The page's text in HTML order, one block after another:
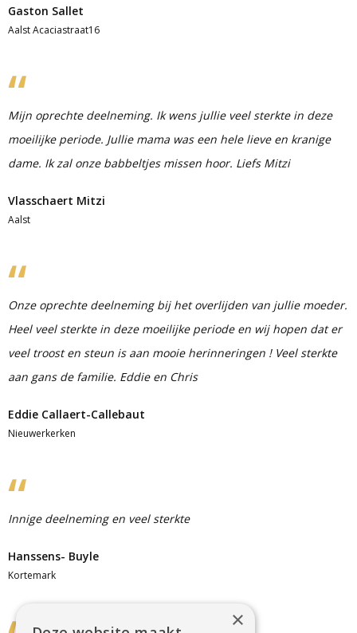
Gaston Sallet
Aalst Acaciastraat16
Mijn oprechte deelneming. Ik wens jullie veel sterkte in deze
moeilijke periode. Jullie mama was een hele lieve en kranige
dame. Ik zal onze babbeltjes missen hoor. Liefs Mitzi
Vlasschaert Mitzi
Aalst
Onze oprechte deelneming bij het overlijden van jullie moeder.
Heel veel sterkte in deze moeilijke periode en wij hopen dat er
veel troost en steun is aan mooie herinneringen ! Veel sterkte
aan gans de familie. Eddie en Chris
Eddie Callaert-Callebaut
Nieuwerkerken
Innige deelneming en veel sterkte
Hanssens- Buyle
Kortemark
×